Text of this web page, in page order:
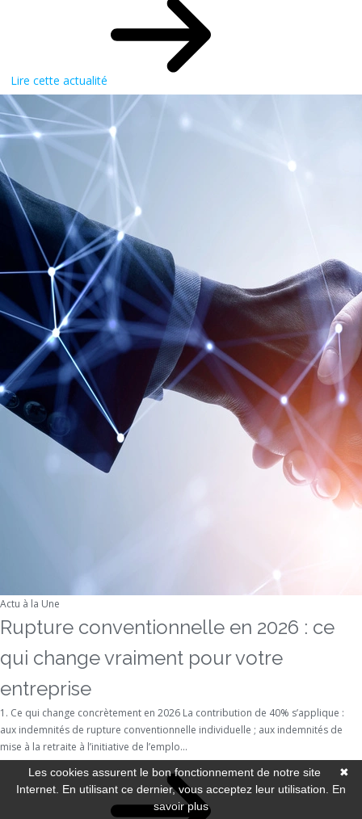
Lire cette actualité
Actu à la Une
Rupture conventionnelle en 2026 : ce
qui change vraiment pour votre
entreprise
1. Ce qui change concrètement en 2026 La contribution de 40% s’applique :
aux indemnités de rupture conventionnelle individuelle ; aux indemnités de
mise à la retraite à l’initiative de l’emplo...
✖
Les cookies assurent le bon fonctionnement de notre site
Internet. En utilisant ce dernier, vous acceptez leur utilisation. En
savoir plus